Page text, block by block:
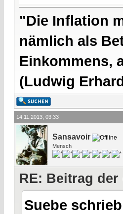
"Die Inflation
nämlich als
Einkommens,
(Ludwig
14.11.2013, 03:33
Sansavoir
Mensch
RE: Beitrag
Suebe